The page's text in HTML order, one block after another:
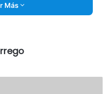
que en este espacio han
Más